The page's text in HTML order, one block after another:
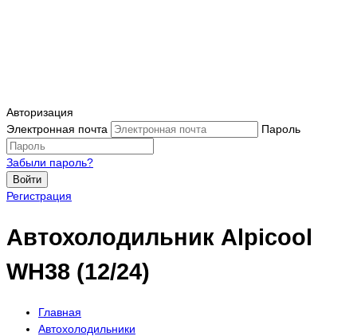
Авторизация
Электронная почта
Пароль
Забыли пароль?
Войти
Регистрация
Автохолодильник Alpicool
WH38 (12/24)
Главная
Автохолодильники